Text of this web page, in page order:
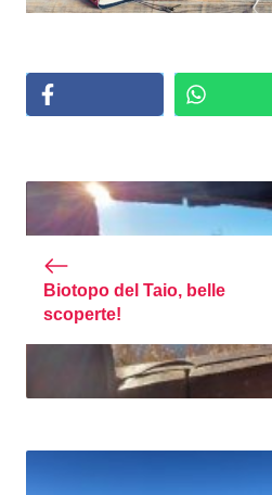
Biotopo del Taio, belle
scoperte!